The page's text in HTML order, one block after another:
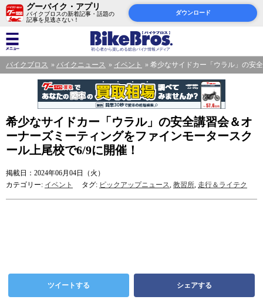
グーバイク・アプリ
バイクブロスの新着記事・話題の
記事を見逃さない！
ダウンロード
バイクブロス バイクニュース イベント 希少なサイドカー「ウラル」の安
希少なサイドカー「ウラル」の安全講習会＆オ
ーナーズミーティングをファインモータースク
ール上尾校で6/9に開催！
掲載日：2024年06月04日（火）
カテゴリー: イベント タグ: ピックアップニュース, 教習所, 走行＆ライテク
ツイートする シェアする